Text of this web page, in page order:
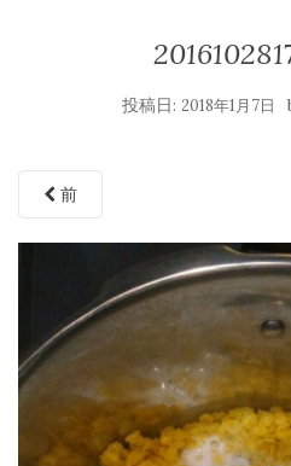
投稿日: 2018年1月7日
前